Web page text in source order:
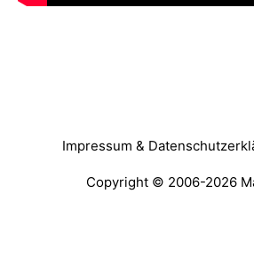
Impressum &
Copyright © 2006-2026